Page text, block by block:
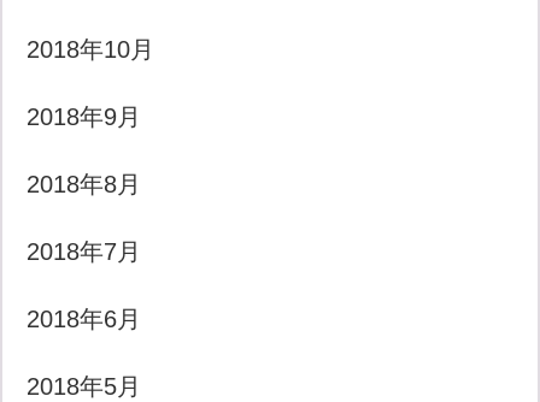
2018年10月
2018年9月
2018年8月
2018年7月
2018年6月
2018年5月